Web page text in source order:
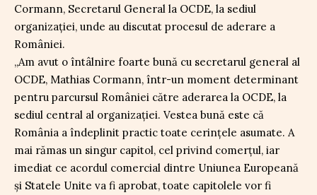
Cormann, Secretarul General la OCDE, la sediul
organizației, unde au discutat procesul de aderare a
României.
„Am avut o întâlnire foarte bună cu secretarul general al
OCDE, Mathias Cormann, într-un moment determinant
pentru parcursul României către aderarea la OCDE, la
sediul central al organizației. Vestea bună este că
România a îndeplinit practic toate cerințele asumate. A
mai rămas un singur capitol, cel privind comerțul, iar
imediat ce acordul comercial dintre Uniunea Europeană
și Statele Unite va fi aprobat, toate capitolele vor fi